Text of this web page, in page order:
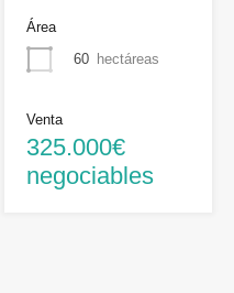
Área
60 hectáreas
Venta
325.000€
negociables